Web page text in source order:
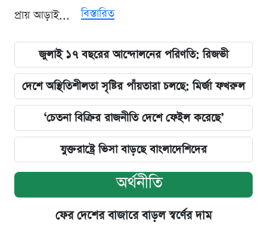
প্রায় আড়াই...
বিস্তারিত
জুলাই ১৭ বছরের আন্দোলনের পরিণতি: রিজভী
দেশে অস্থিতিশীলতা সৃষ্টির পাঁয়তারা চলছে: মির্জা ফখরুল
‘চেতনা বিক্রির রাজনীতি দেশে ফেইল করেছে’
যুক্তরাষ্ট্রে ভিসা বাড়ছে বাংলাদেশিদের
অর্থনীতি
ফের দেশের বাজারে বাড়ল স্বর্ণের দাম